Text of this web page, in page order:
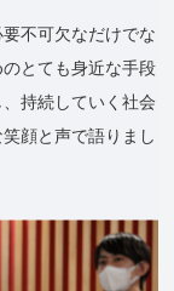
不可欠なだけでな
とても身近な手段
持続していく社会
顔と声で語りまし